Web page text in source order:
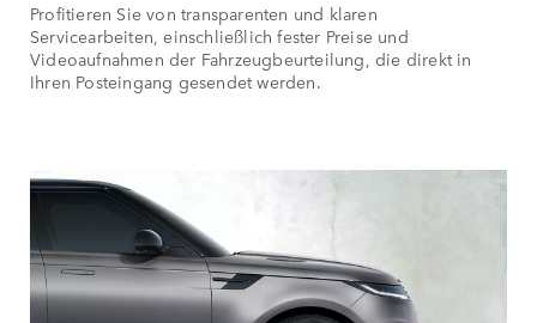
Profitieren Sie von transparenten und klaren
Servicearbeiten, einschließlich fester Preise und
Videoaufnahmen der Fahrzeugbeurteilung, die direkt in
Ihren Posteingang gesendet werden.